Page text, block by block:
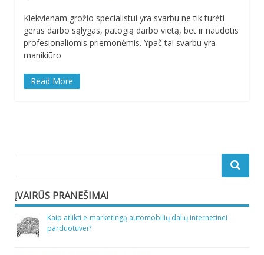
Kiekvienam grožio specialistui yra svarbu ne tik turėti
geras darbo sąlygas, patogią darbo vietą, bet ir naudotis
profesionaliomis priemonėmis. Ypač tai svarbu yra
manikiūro
Read More
ĮVAIRŪS PRANEŠIMAI
Kaip atlikti e-marketingą automobilių dalių internetinei
parduotuvei?